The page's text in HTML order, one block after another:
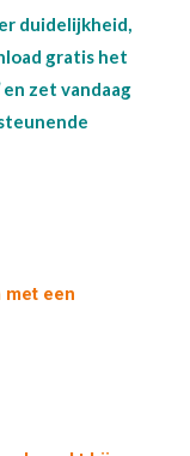
duidelijkheid,
gratis het
en zet vandaag
met een